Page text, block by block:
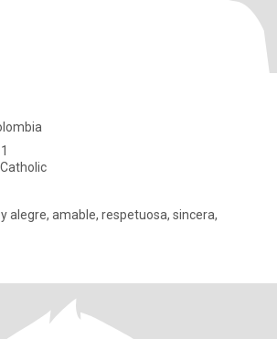
alegre, amable, respetuosa, sincera,